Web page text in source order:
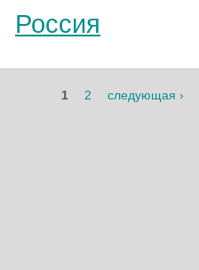
Россия
1 2 следующая ›